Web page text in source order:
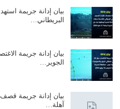
بيان إدانة جريمة
البريطاني…
الجوير…
بيان إدانة جريمة
آهلة…